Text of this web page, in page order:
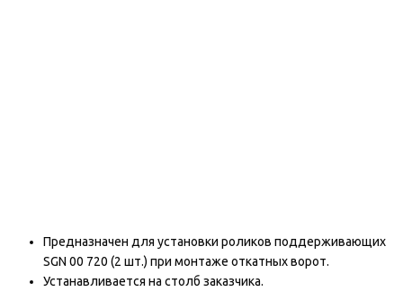
Предназначен для установки роликов поддерживающих
SGN 00 720 (2 шт.) при монтаже откатных ворот.
Устанавливается на столб заказчика.